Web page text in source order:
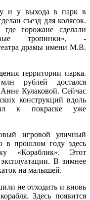
и у выхода в парк в
съезд для колясок.
горожане сделали
тропинки», -
драмы имени М.В.
территории парка.
рублей достался
Кулаковой. Сейчас
конструкций вдоль
к покраске уже
игровой уличный
в прошлом году здесь
«Кораблик». Этот
В зимнее
на малышей.
не отходить и вновь
Здесь появится